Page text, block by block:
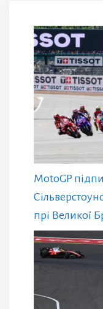
MotoGP
прі Великої